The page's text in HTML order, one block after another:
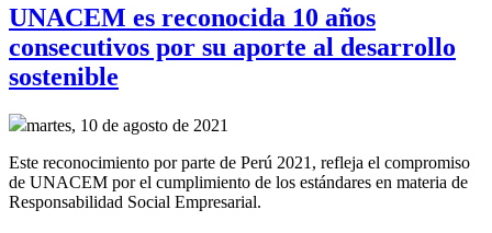
UNACEM es reconocida 10 años
consecutivos por su aporte al desarrollo
sostenible
martes, 10 de agosto de 2021
Este reconocimiento por parte de Perú 2021, refleja el compromiso
de UNACEM por el cumplimiento de los estándares en materia de
Responsabilidad Social Empresarial.